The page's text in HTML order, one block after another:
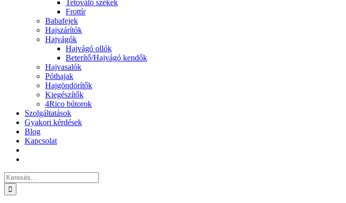
Tetováló székek
Frottír
Babafejek
Hajszárítók
Hajvágók
Hajvágó ollók
Beterítő/Hajvágó kendők
Hajvasalók
Póthajak
Hajgöndörítők
Kiegészítők
4Rico bútorok
Szolgáltatások
Gyakori kérdések
Blog
Kapcsolat
Keresés...